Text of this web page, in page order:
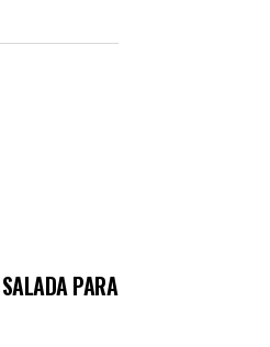
PARA